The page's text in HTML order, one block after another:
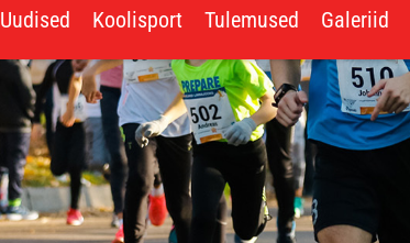
Uudised Koolisport Tulemused Galeriid